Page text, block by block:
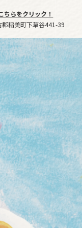
ちらをクリック！
稲美町下草谷441-39